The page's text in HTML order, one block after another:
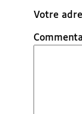
Votre